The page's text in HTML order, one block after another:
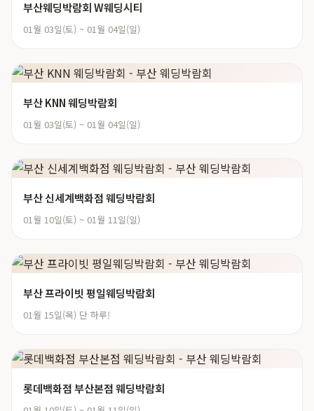
부산웨딩박람회 W웨딩시티
01월 03일(토) ~ 01월 04일(일)
부산 KNN 웨딩박람회
01월 03일(토) ~ 01월 04일(일)
부산 신세계백화점 웨딩박람회
01월 10일(토) ~ 01월 11일(일)
부산 프라이빗 평일웨딩박람회
01월 15일(목) 단 하루!
롯데백화점 부산본점 웨딩박람회